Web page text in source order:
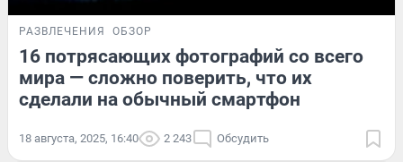
РАЗВЛЕЧЕНИЯ ОБЗОР
16 потрясающих фотографий со всего
мира — сложно поверить, что их
сделали на обычный смартфон
18 августа, 2025, 16:40 2 243 Обсудить